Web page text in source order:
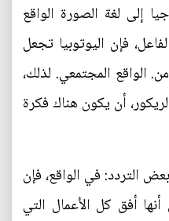
إلى لغة الصورة الواقع
فإن اليوتوبيا تجعل
الواقع المجتمعي. لذلك،
أن يكون هناك فكرة
التردد: في الواقع، فإن
أفق كل الأعمال التي